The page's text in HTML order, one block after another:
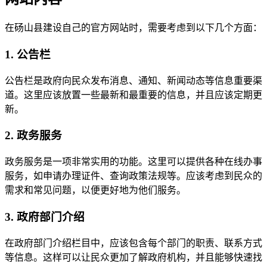
在砀山县建设自己的官方网站时，需要考虑到以下几个方面：
1. 公告栏
公告栏是政府向民众发布消息、通知、新闻动态等信息重要渠
道。这里应该放置一些最新和最重要的信息，并且应该定期更
新。
2. 政务服务
政务服务是一项非常实用的功能。这里可以提供各种在线办事
服务，如申请办理证件、查询政策法规等。应该考虑到民众的
需求和常见问题，以便更好地为他们服务。
3. 政府部门介绍
在政府部门介绍栏目中，应该包含每个部门的职责、联系方式
等信息。这样可以让民众更加了解政府机构，并且能够快速找